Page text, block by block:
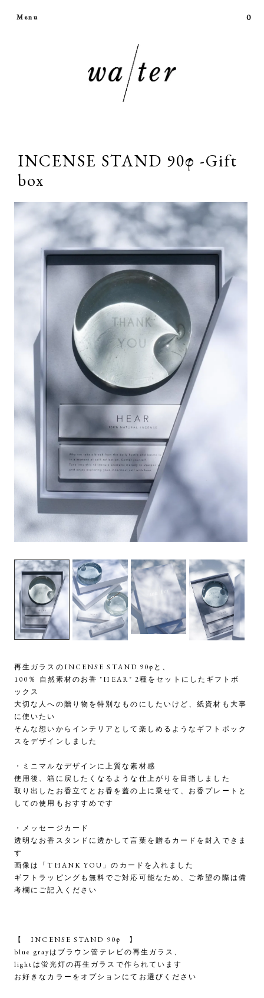
Menu 0
INCENSE STAND 90φ -Gift
box
再生ガラスのINCENSE STAND 90φと、
100％ 自然素材のお香 "HEAR" 2種をセットにしたギフトボ
ックス
大切な人への贈り物を特別なものにしたいけど、紙資材も大事
に使いたい
そんな想いからインテリアとして楽しめるようなギフトボック
スをデザインしました
・ミニマルなデザインに上質な素材感
使用後、箱に戻したくなるような仕上がりを目指しました
取り出したお香立てとお香を蓋の上に乗せて、お香プレートと
しての使用もおすすめです
・メッセージカード
透明なお香スタンドに透かして言葉を贈るカードを封入できま
す
画像は「THANK YOU」のカードを入れました
ギフトラッピングも無料でご対応可能なため、ご希望の際は備
考欄にご記入ください
【 INCENSE STAND 90φ 】
blue grayはブラウン管テレビの再生ガラス、
lightは蛍光灯の再生ガラスで作られています
お好きなカラーをオプションにてお選びください